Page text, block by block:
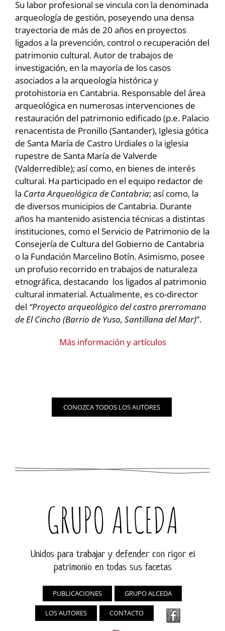
Su labor profesional se vincula con la denominada
arqueología de gestión, poseyendo una densa
trayectoria de más de 20 años en proyectos
ligados a la prevención, control o recuperación del
patrimonio cultural. Autor de trabajos de
investigación, en la mayoría de los casos
asociados a la arqueología histórica y
protohistoria en Cantabria. Responsable del área
arqueológica en numerosas intervenciones de
restauración del patrimonio edificado (p.e. Palacio
renacentista de Pronillo (Santander), Iglesia gótica
de Santa María de Castro Urdiales o la iglesia
rupestre de Santa María de Valverde
(Valderredible); así como, en bienes de interés
cultural. Ha participado en el equipo redactor de
la Carta Arqueológica de Cantabria; así como, la
de diversos municipios de Cantabria. Durante
años ha mantenido asistencia técnicas a distintas
instituciones, como el Servicio de Patrimonio de la
Consejería de Cultura del Gobierno de Cantabria
o la Fundación Marcelino Botín. Asimismo, posee
un profuso recorrido en trabajos de naturaleza
etnográfica, destacando los ligados al patrimonio
cultural inmaterial. Actualmente, es co-director
del “Proyecto arqueológico del castro prerromano
de El Cincho (Barrio de Yuso, Santillana del Mar)”.
Más información y artículos
CONOZCA TODOS LOS AUTORES
GRUPO ALCEDA
Unidos para trabajar y defender con rigor el
patrimonio en todas sus facetas
PUBLICACIONES GRUPO ALCEDA
LOS AUTORES CONTACTO